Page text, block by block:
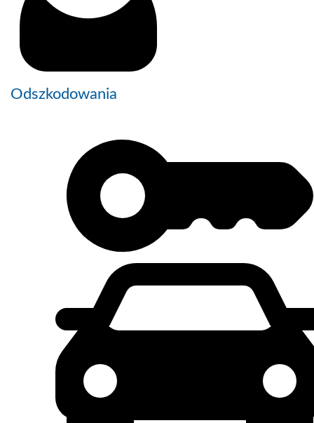
Odszkodowania